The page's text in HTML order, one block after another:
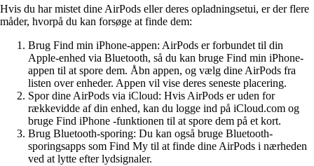
Hvis du har mistet dine AirPods eller deres opladningsetui, er der flere
måder, hvorpå du kan forsøge at finde dem:
Brug Find min iPhone-appen: AirPods er forbundet til din
Apple-enhed via Bluetooth, så du kan bruge Find min iPhone-
appen til at spore dem. Åbn appen, og vælg dine AirPods fra
listen over enheder. Appen vil vise deres seneste placering.
Spor dine AirPods via iCloud: Hvis AirPods er uden for
rækkevidde af din enhed, kan du logge ind på iCloud.com og
bruge Find iPhone -funktionen til at spore dem på et kort.
Brug Bluetooth-sporing: Du kan også bruge Bluetooth-
sporingsapps som Find My til at finde dine AirPods i nærheden
ved at lytte efter lydsignaler.